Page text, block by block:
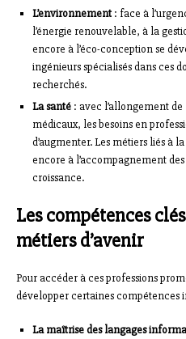
L’environnement : face à
l’énergie renouvelable, à la
encore à l’éco-conception se
ingénieurs spécialisés dans ces
recherchés.
La santé : avec l’allongement de
médicaux, les besoins en
d’augmenter. Les métiers liés à
encore à l’accompagnement
croissance.
Les compétences
métiers d’avenir
Pour accéder à ces professions
développer certaines compétences
La maîtrise des langages